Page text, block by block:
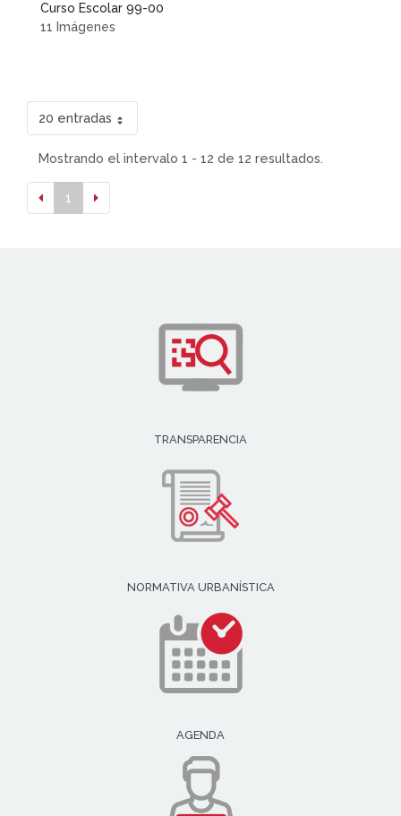
Curso Escolar 99-00
11 Imágenes
20 entradas
Mostrando el intervalo 1 - 12 de 12 resultados.
1
TRANSPARENCIA
NORMATIVA URBANÍSTICA
AGENDA